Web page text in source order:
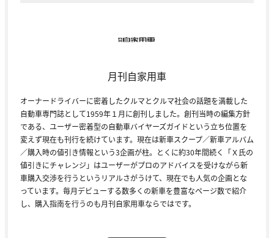
月刊自家用車
オーナードライバーに密着したクルマとクルマ社会の話題を満載した
自動車専門誌として1959年１月に創刊しました。創刊当時の編集方針
である、ユーザー密着型の自動車バイヤーズガイドという立ち位置を
変えず現在も刊行を続けています。現在は新車スクープ／新車アルバム
／購入時の値引き情報という3企画が柱。とくに約30年間続く「Ｘ氏の
値引きにチャレンジ」はユーザーがプロのアドバイスを受けながら新
車購入交渉を行うというリアルさがうけて、現在でも人気の企画とな
っています。毎月デビューする数多くの新車を豊富なページ数で紹介
し、購入指南を行うのも月刊自家用車ならではです。